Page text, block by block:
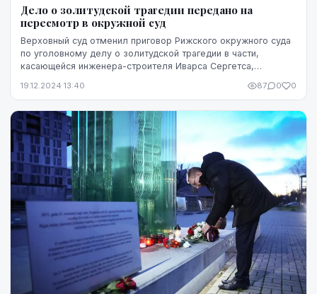
Дело о золитудской трагедии передано на
пересмотр в окружной суд
Верховный суд отменил приговор Рижского окружного суда
по уголовному делу о золитудской трагедии в части,
касающейся инженера-строителя Иварса Сергетса,
19.12.2024 13:40 87 0 0